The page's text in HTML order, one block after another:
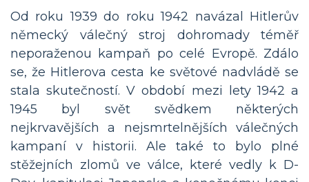
Od roku 1939 do roku 1942 navázal Hitlerův
německý válečný stroj dohromady téměř
neporaženou kampaň po celé Evropě. Zdálo
se, že Hitlerova cesta ke světové nadvládě se
stala skutečností. V období mezi lety 1942 a
1945 byl svět svědkem některých
nejkrvavějších a nejsmrtelnějších válečných
kampaní v historii. Ale také to bylo plné
stěžejních zlomů ve válce, které vedly k D-